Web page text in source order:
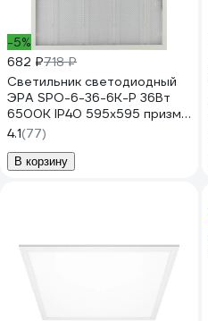
-5%
682 ₽718 ₽
Светильник светодиодный
ЭРА SPO-6-36-6K-P 36Вт
6500К IP40 595x595 призма
Б0039056
4.1(77)
В корзину